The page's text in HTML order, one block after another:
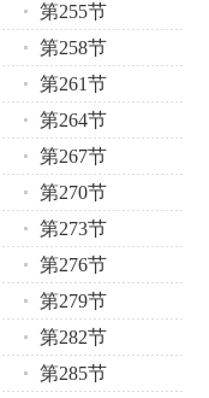
第255节
第258节
第261节
第264节
第267节
第270节
第273节
第276节
第279节
第282节
第285节